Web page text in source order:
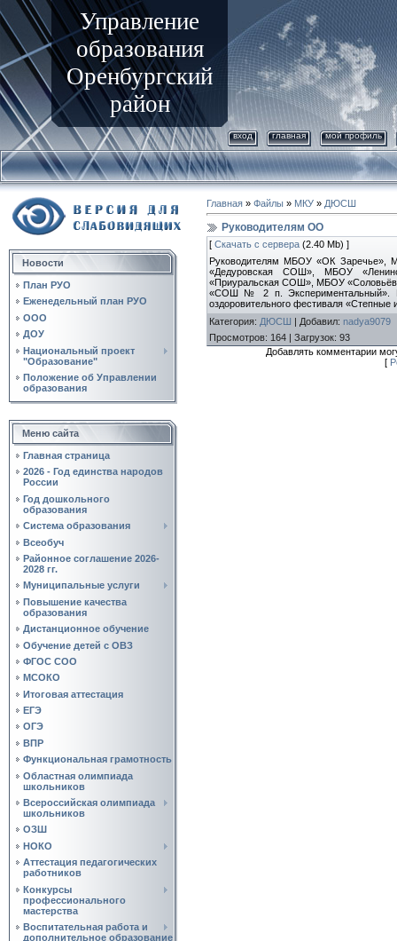
Управление
образования
Оренбургский
район
вход главная мой профиль
Новости
План РУО
Еженедельный план РУО
ООО
ДОУ
Национальный проект
"Образование"
Положение об Управлении
образования
Меню сайта
Главная страница
2026 - Год единства народов
России
Год дошкольного
образования
Система образования
Всеобуч
Районное соглашение 2026-
2028 гг.
Муниципальные услуги
Повышение качества
образования
Дистанционное обучение
Обучение детей с ОВЗ
ФГОС СОО
МСОКО
Итоговая аттестация
ЕГЭ
ОГЭ
ВПР
Функциональная грамотность
Областная олимпиада
школьников
Всероссийская олимпиада
школьников
ОЗШ
НОКО
Аттестация педагогических
работников
Конкурсы
профессионального
мастерства
Воспитательная работа и
дополнительное образование
Главная » Файлы » МКУ » ДЮСШ
Руководителям ОО
[ Скачать с сервера (2.40 Mb) ]
Руководителям МБОУ «ОК
«Дедуровская СОШ», МБОУ
«Приуральская СОШ», МБОУ
«СОШ № 2 п. Экспериментальный».
оздоровительного фестиваля «Степные
Категория: ДЮСШ | Добавил: nadya9079
Просмотров: 164 | Загрузок: 93
Добавлять комментарии
[